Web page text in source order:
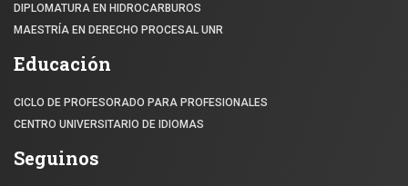
DIPLOMATURA EN HIDROCARBUROS
MAESTRÍA EN DERECHO PROCESAL UNR
Educación
CICLO DE PROFESORADO PARA PROFESIONALES
CENTRO UNIVERSITARIO DE IDIOMAS
Seguinos